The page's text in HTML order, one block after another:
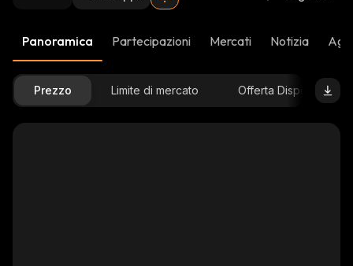
Panoramica Partecipazioni Mercati Notizia
Prezzo Limite di mercato Offerta Disponibile